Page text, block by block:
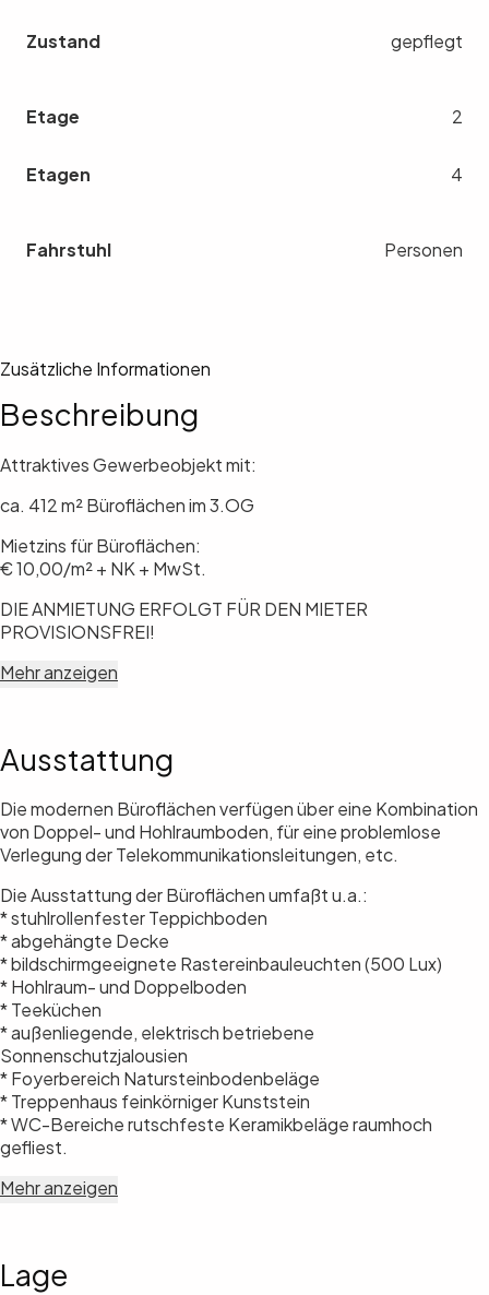
Zustand gepflegt
Etage 2
Etagen 4
Fahrstuhl Personen
Zusätzliche Informationen
Beschreibung
Attraktives Gewerbeobjekt mit:
ca. 412 m² Büroflächen im 3.OG
Mietzins für Büroflächen:
€ 10,00/m² + NK + MwSt.
DIE ANMIETUNG ERFOLGT FÜR DEN MIETER
PROVISIONSFREI!
Mehr anzeigen
Ausstattung
Die modernen Büroflächen verfügen über eine Kombination
von Doppel- und Hohlraumboden, für eine problemlose
Verlegung der Telekommunikationsleitungen, etc.
Die Ausstattung der Büroflächen umfaßt u.a.:
* stuhlrollenfester Teppichboden
* abgehängte Decke
* bildschirmgeeignete Rastereinbauleuchten (500 Lux)
* Hohlraum- und Doppelboden
* Teeküchen
* außenliegende, elektrisch betriebene
Sonnenschutzjalousien
* Foyerbereich Natursteinbodenbeläge
* Treppenhaus feinkörniger Kunststein
* WC-Bereiche rutschfeste Keramikbeläge raumhoch
gefliest.
Mehr anzeigen
Lage